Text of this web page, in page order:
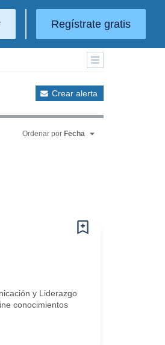
Regístrate gratis
Crear alerta
Ordenar por Fecha
y Liderazgo
conocimientos